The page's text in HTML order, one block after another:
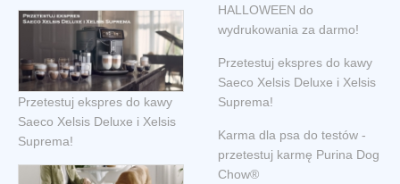
Przetestuj ekspres do kawy
Saeco Xelsis Deluxe i Xelsis
Suprema!
HALLOWEEN do
wydrukowania za darmo!
Przetestuj ekspres do kawy
Saeco Xelsis Deluxe i Xelsis
Suprema!
Karma dla psa do testów -
przetestuj karmę Purina Dog
Chow®